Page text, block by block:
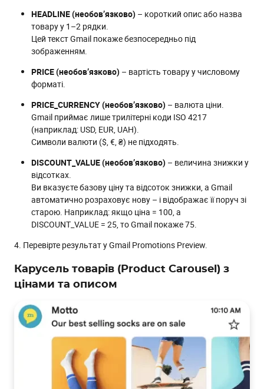
HEADLINE (необов’язково) – короткий опис або назва
товару у 1–2 рядки.
Цей текст Gmail покаже безпосередньо під
зображенням.
PRICE (необов’язково) – вартість товару у числовому
форматі.
PRICE_CURRENCY (необов’язково) – валюта ціни.
Gmail приймає лише трилітерні коди ISO 4217
(наприклад: USD, EUR, UAH).
Символи валюти ($, €, ₴) не підходять.
DISCOUNT_VALUE (необов’язково) – величина знижки у
відсотках.
Ви вказуєте базову ціну та відсоток знижки, а Gmail
автоматично розраховує нову – і відображає її поруч зі
старою. Наприклад: якщо ціна = 100, а
DISCOUNT_VALUE = 25, то Gmail покаже 75.
4. Перевірте результат у Gmail Promotions Preview.
Карусель товарів (Product Carousel) з
цінами та описом